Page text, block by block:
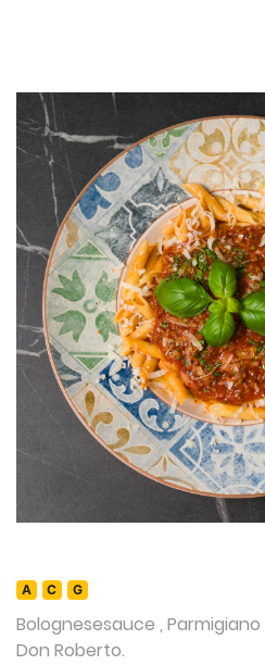
A C G
Bolognesesauce , Parmigiano
Don Roberto.